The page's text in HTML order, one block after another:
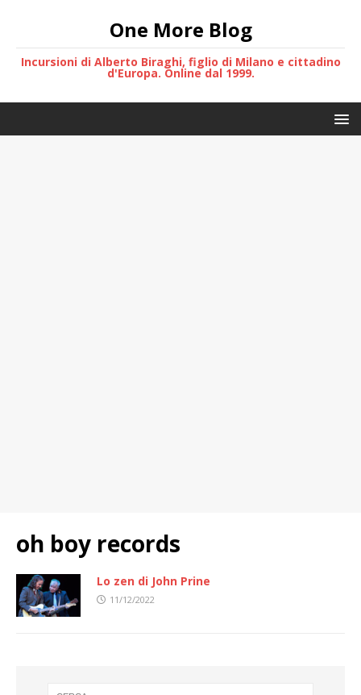
One More Blog
Incursioni di Alberto Biraghi, figlio di Milano e cittadino
d'Europa. Online dal 1999.
oh boy records
Lo zen di John Prine
11/12/2022